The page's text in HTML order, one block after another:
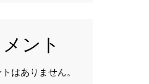
ント
はありません。